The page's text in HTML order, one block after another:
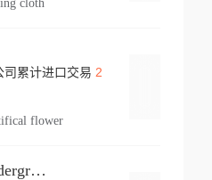
cloth
累计进口交易 2
flower
Knapheide Kc Underground